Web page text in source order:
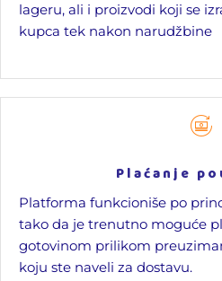
lageru, ali i proizvodi koji se
kupca tek nakon narudžbine
Plaćanje
Platforma funkcioniše po
tako da je trenutno moguće
gotovinom prilikom
koju ste naveli za dostavu.